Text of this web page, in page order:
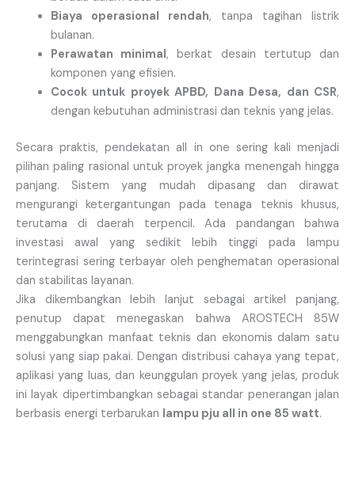
Biaya operasional rendah, tanpa tagihan listrik
bulanan.
Perawatan minimal, berkat desain tertutup dan
komponen yang efisien.
Cocok untuk proyek APBD, Dana Desa, dan CSR,
dengan kebutuhan administrasi dan teknis yang jelas.
Secara praktis, pendekatan all in one sering kali menjadi
pilihan paling rasional untuk proyek jangka menengah hingga
panjang. Sistem yang mudah dipasang dan dirawat
mengurangi ketergantungan pada tenaga teknis khusus,
terutama di daerah terpencil. Ada pandangan bahwa
investasi awal yang sedikit lebih tinggi pada lampu
terintegrasi sering terbayar oleh penghematan operasional
dan stabilitas layanan.
Jika dikembangkan lebih lanjut sebagai artikel panjang,
penutup dapat menegaskan bahwa AROSTECH 85W
menggabungkan manfaat teknis dan ekonomis dalam satu
solusi yang siap pakai. Dengan distribusi cahaya yang tepat,
aplikasi yang luas, dan keunggulan proyek yang jelas, produk
ini layak dipertimbangkan sebagai standar penerangan jalan
berbasis energi terbarukan lampu pju all in one 85 watt.